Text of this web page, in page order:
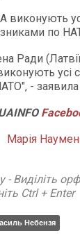
виконують
по
Ради
усі
-
Марія
Виділіть
Ctrl + Enter
Небензя